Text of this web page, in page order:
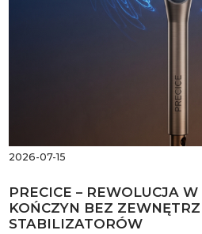
2026-07-15
PRECICE – REWOLUCJA
KOŃCZYN BEZ
STABILIZATORÓW